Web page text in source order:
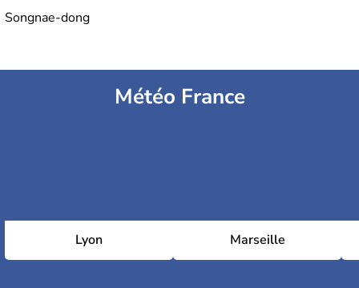
Songnae-dong
Météo France
Lyon Marseille